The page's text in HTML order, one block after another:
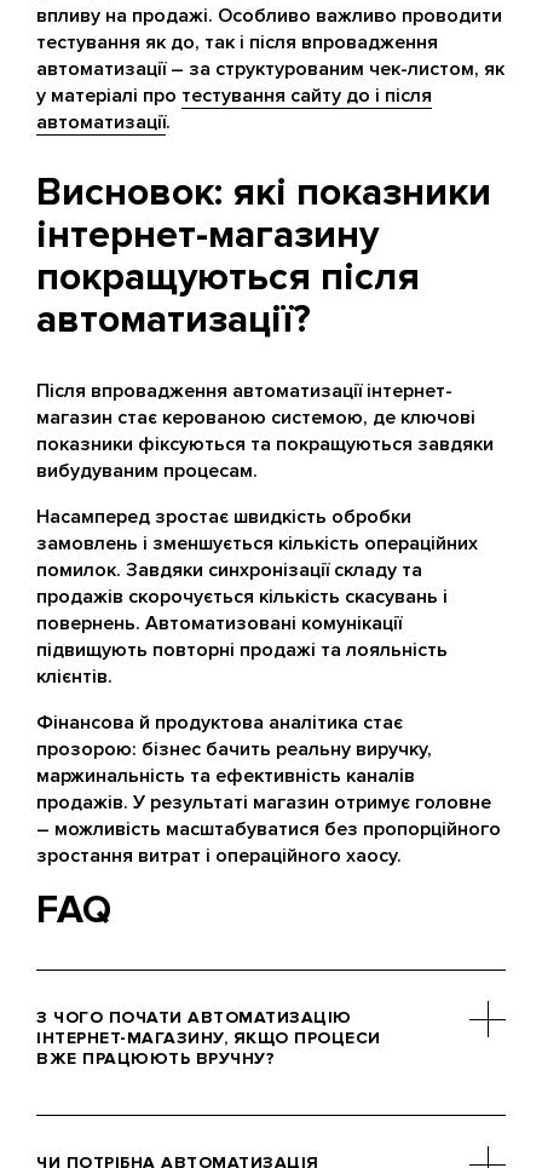
впливу на продажі. Особливо важливо проводити
тестування як до, так і після впровадження
автоматизації – за структурованим чек-листом, як
у матеріалі про тестування сайту до і після
автоматизації.
Висновок: які показники
інтернет-магазину
покращуються після
автоматизації?
Після впровадження автоматизації інтернет-
магазин стає керованою системою, де ключові
показники фіксуються та покращуються завдяки
вибудуваним процесам.
Насамперед зростає швидкість обробки
замовлень і зменшується кількість операційних
помилок. Завдяки синхронізації складу та
продажів скорочується кількість скасувань і
повернень. Автоматизовані комунікації
підвищують повторні продажі та лояльність
клієнтів.
Фінансова й продуктова аналітика стає
прозорою: бізнес бачить реальну виручку,
маржинальність та ефективність каналів
продажів. У результаті магазин отримує головне
– можливість масштабуватися без пропорційного
зростання витрат і операційного хаосу.
FAQ
З ЧОГО ПОЧАТИ АВТОМАТИЗАЦІЮ
ІНТЕРНЕТ-МАГАЗИНУ, ЯКЩО ПРОЦЕСИ
ВЖЕ ПРАЦЮЮТЬ ВРУЧНУ?
магазин?» – насамперед важливо
ЧИ ПОТРІБНА АВТОМАТИЗАЦІЯ